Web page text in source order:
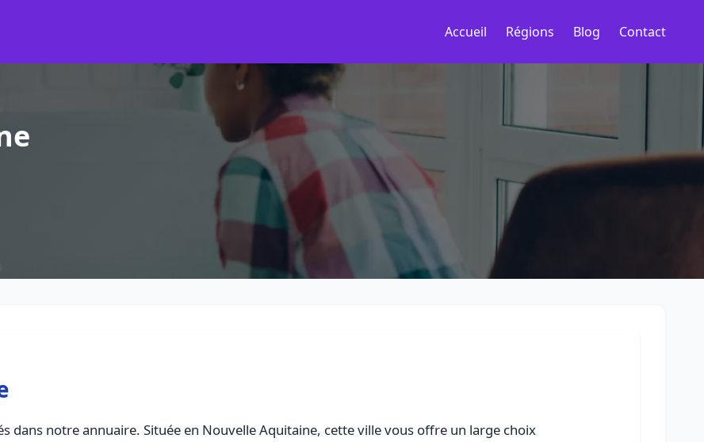
Accueil Régions Blog Contact
dans notre annuaire. Située en Nouvelle Aquitaine, cette ville vous offre un large choix